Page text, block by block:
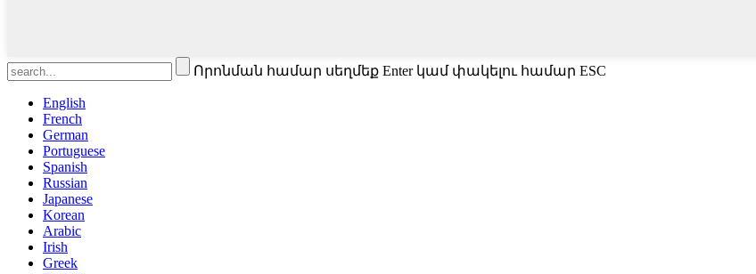
Որոնման համար սեղմեք Enter կամ փակելու համար ESC
English
French
German
Portuguese
Spanish
Russian
Japanese
Korean
Arabic
Irish
Greek